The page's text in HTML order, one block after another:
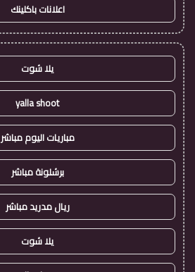
اعلانات باكلينك
يلا شوت
yalla shoot
مباريات اليوم مباشر
برشلونة مباشر
ريال مدريد مباشر
يلا شوت